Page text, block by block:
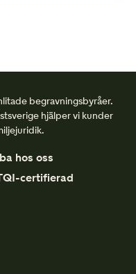
begravningsbyråer.
hjälper vi kunder
hos oss
certifierad